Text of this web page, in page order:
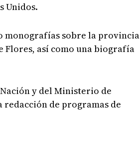
Unidos.
monografías sobre la provincia
Flores, así como una biografía
y del Ministerio de
redacción de programas de